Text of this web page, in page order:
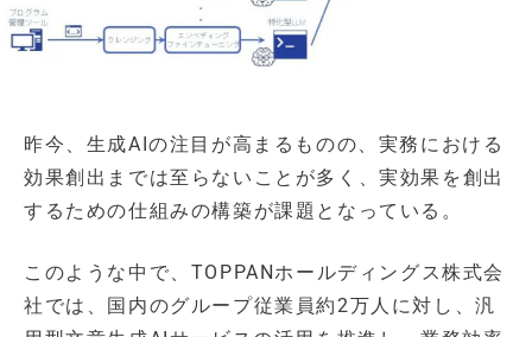
昨今、生成AIの注目が高まるものの、実務における
効果創出までは至らないことが多く、実効果を創出
するための仕組みの構築が課題となっている。
このような中で、TOPPANホールディングス株式会
社では、国内のグループ従業員約2万人に対し、汎